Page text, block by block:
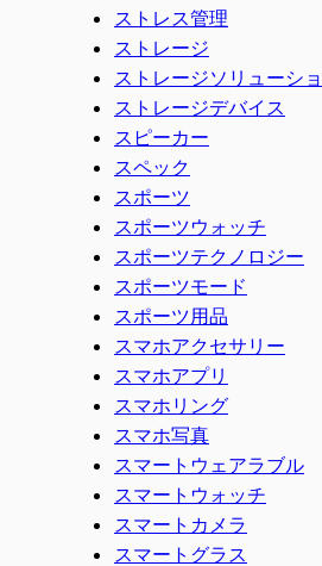
ストレス管理
ストレージ
ストレージソリューシ
ストレージデバイス
スピーカー
スペック
スポーツ
スポーツウォッチ
スポーツテクノロジー
スポーツモード
スポーツ用品
スマホアクセサリー
スマホアプリ
スマホリング
スマホ写真
スマートウェアラブル
スマートウォッチ
スマートカメラ
スマートグラス